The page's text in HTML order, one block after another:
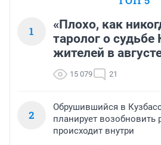
1
«Плохо, как
таролог о судьбе
жителей в
15 079 21
2
Обрушившийся в
планирует возобновить
происходит внутри